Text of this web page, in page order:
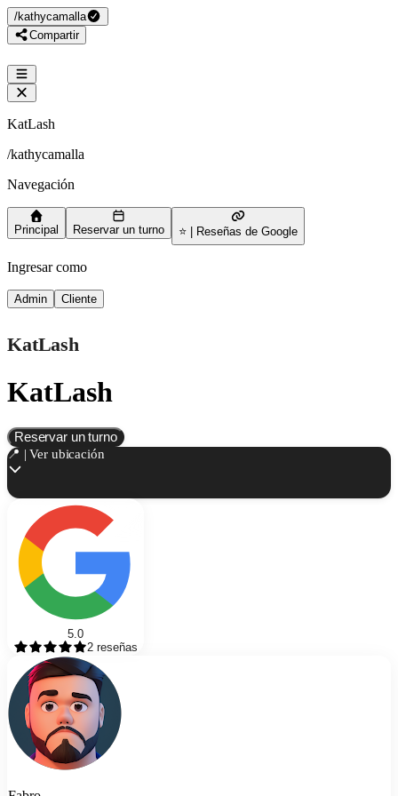
/kathycamalla
Compartir
KatLash
/kathycamalla
Navegación
Principal Reservar un turno ⭐ | Reseñas de Google
Ingresar como
Admin Cliente
KatLash
KatLash
Reservar un turno
📍 | Ver ubicación
5.0
2 reseñas